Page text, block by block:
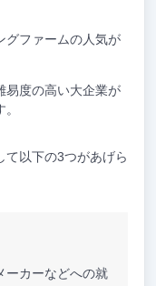
グファームの人気が
易度の高い大企業が
て以下の3つがあげら
ーカーなどへの就